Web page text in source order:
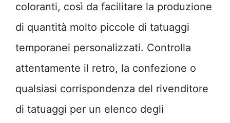
coloranti, così da facilitare la produzione
di quantità molto piccole di tatuaggi
temporanei personalizzati. Controlla
attentamente il retro, la confezione o
qualsiasi corrispondenza del rivenditore
di tatuaggi per un elenco degli